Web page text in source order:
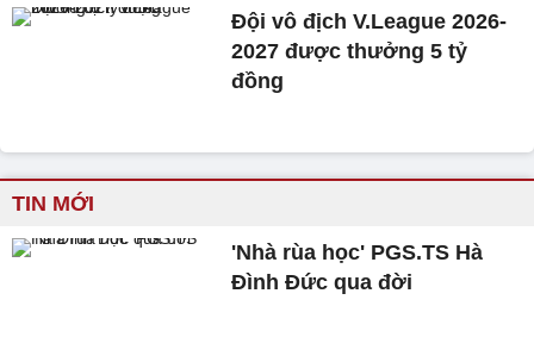
Đội vô địch V.League 2026-
2027 được thưởng 5 tỷ
đồng
TIN MỚI
'Nhà rùa học' PGS.TS Hà
Đình Đức qua đời